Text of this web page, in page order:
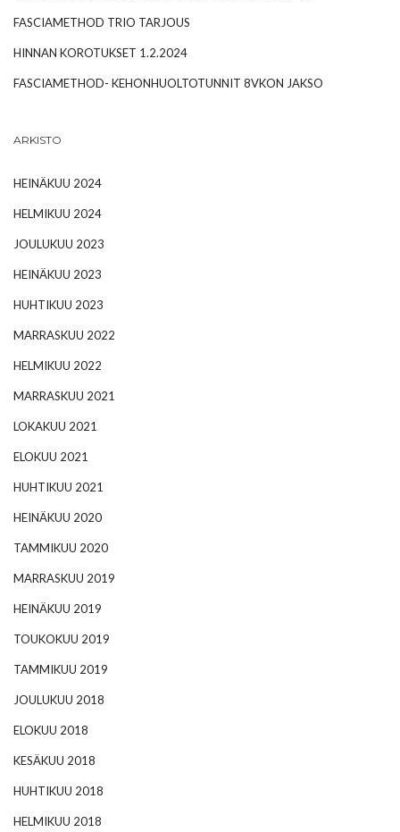
FASCIAMETHOD TRIO TARJOUS
HINNAN KOROTUKSET 1.2.2024
FASCIAMETHOD- KEHONHUOLTOTUNNIT 8VKON JAKSO
ARKISTO
HEINÄKUU 2024
HELMIKUU 2024
JOULUKUU 2023
HEINÄKUU 2023
HUHTIKUU 2023
MARRASKUU 2022
HELMIKUU 2022
MARRASKUU 2021
LOKAKUU 2021
ELOKUU 2021
HUHTIKUU 2021
HEINÄKUU 2020
TAMMIKUU 2020
MARRASKUU 2019
HEINÄKUU 2019
TOUKOKUU 2019
TAMMIKUU 2019
JOULUKUU 2018
ELOKUU 2018
KESÄKUU 2018
HUHTIKUU 2018
HELMIKUU 2018